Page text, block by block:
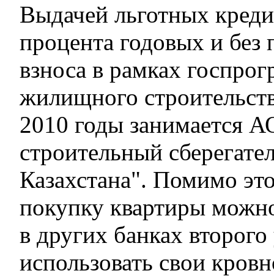
Выдачей льготных
процента годовых и без
взноса в рамках
жилищного
2010 годы
строительный
Казахстана". Помимо
покупку квартиры
в других банках
использовать свои